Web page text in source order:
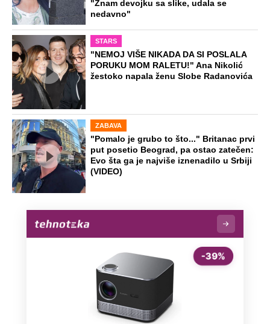
"Znam devojku sa slike, udala se
nedavno"
STARS
"NEMOJ VIŠE NIKADA DA SI POSLALA
PORUKU MOM RALETU!" Ana Nikolić
žestoko napala ženu Slobe Radanovića
ZABAVA
"Pomalo je grubo to što..." Britanac prvi
put posetio Beograd, pa ostao zatečen:
Evo šta ga je najviše iznenadilo u Srbiji
(VIDEO)